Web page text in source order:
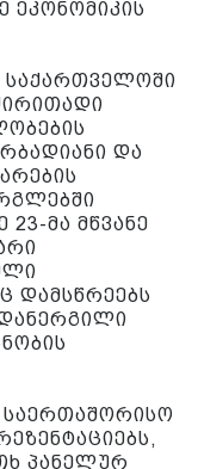
ეკონომიკის
საქართველოში
და
მა მწვანე
დამსწრეებს
საერთაშორისო
პანელურ